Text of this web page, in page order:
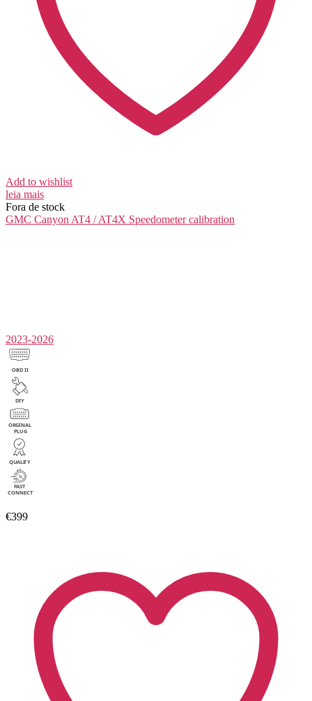
Add to wishlist
leia mais
Fora de stock
GMC Canyon AT4 / AT4X Speedometer calibration
2023-2026
€399